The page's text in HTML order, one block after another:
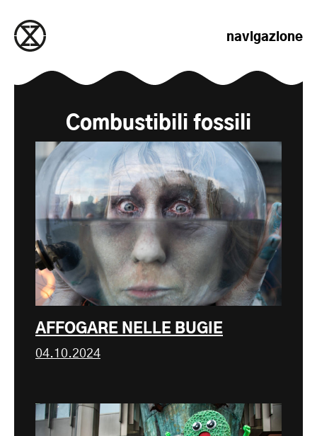
navigazione
Combustibili fossili
AFFOGARE NELLE BUGIE
04.10.2024